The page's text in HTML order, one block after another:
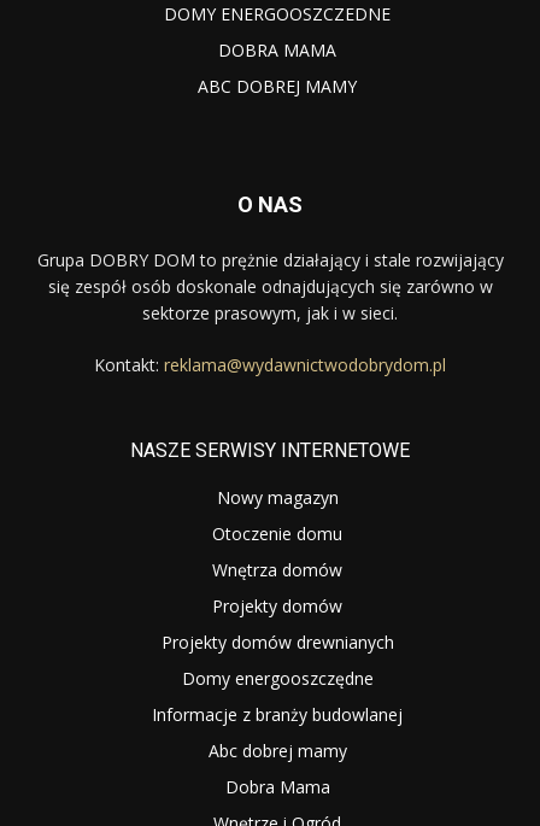
DOMY ENERGOOSZCZEDNE
DOBRA MAMA
ABC DOBREJ MAMY
O NAS
Grupa DOBRY DOM to prężnie działający i stale rozwijający
się zespół osób doskonale odnajdujących się zarówno w
sektorze prasowym, jak i w sieci.
Kontakt: reklama@wydawnictwodobrydom.pl
NASZE SERWISY INTERNETOWE
Nowy magazyn
Otoczenie domu
Wnętrza domów
Projekty domów
Projekty domów drewnianych
Domy energooszczędne
Informacje z branży budowlanej
Abc dobrej mamy
Dobra Mama